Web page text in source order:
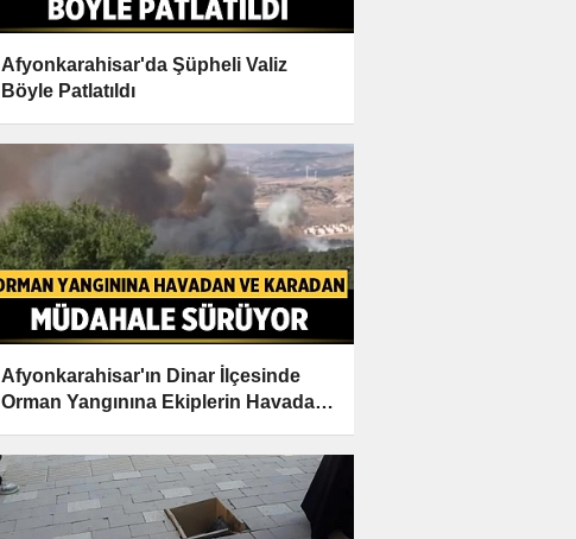
Afyonkarahisar'da Şüpheli Valiz
Böyle Patlatıldı
Afyonkarahisar'ın Dinar İlçesinde
Orman Yangınına Ekiplerin Havadan